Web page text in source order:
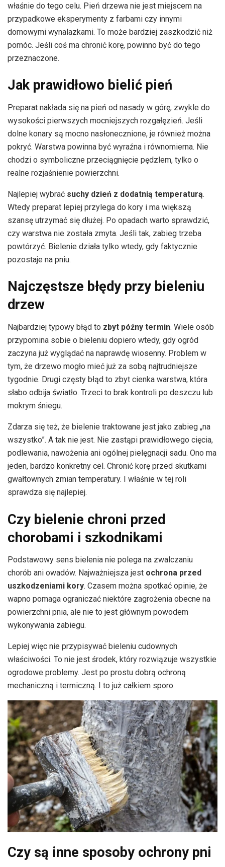
właśnie do tego celu. Pień drzewa nie jest miejscem na
przypadkowe eksperymenty z farbami czy innymi
domowymi wynalazkami. To może bardziej zaszkodzić niż
pomóc. Jeśli coś ma chronić korę, powinno być do tego
przeznaczone.
Jak prawidłowo bielić pień
Preparat nakłada się na pień od nasady w górę, zwykle do
wysokości pierwszych mocniejszych rozgałęzień. Jeśli
dolne konary są mocno nasłonecznione, je również można
pokryć. Warstwa powinna być wyraźna i równomierna. Nie
chodzi o symboliczne przeciągnięcie pędzlem, tylko o
realne rozjaśnienie powierzchni.
Najlepiej wybrać suchy dzień z dodatnią temperaturą.
Wtedy preparat lepiej przylega do kory i ma większą
szansę utrzymać się dłużej. Po opadach warto sprawdzić,
czy warstwa nie została zmyta. Jeśli tak, zabieg trzeba
powtórzyć. Bielenie działa tylko wtedy, gdy faktycznie
pozostaje na pniu.
Najczęstsze błędy przy bieleniu
drzew
Najbardziej typowy błąd to zbyt późny termin. Wiele osób
przypomina sobie o bieleniu dopiero wtedy, gdy ogród
zaczyna już wyglądać na naprawdę wiosenny. Problem w
tym, że drzewo mogło mieć już za sobą najtrudniejsze
tygodnie. Drugi częsty błąd to zbyt cienka warstwa, która
słabo odbija światło. Trzeci to brak kontroli po deszczu lub
mokrym śniegu.
Zdarza się też, że bielenie traktowane jest jako zabieg „na
wszystko”. A tak nie jest. Nie zastąpi prawidłowego cięcia,
podlewania, nawożenia ani ogólnej pielęgnacji sadu. Ono ma
jeden, bardzo konkretny cel. Chronić korę przed skutkami
gwałtownych zmian temperatury. I właśnie w tej roli
sprawdza się najlepiej.
Czy bielenie chroni przed
chorobami i szkodnikami
Podstawowy sens bielenia nie polega na zwalczaniu
chorób ani owadów. Najważniejsza jest ochrona przed
uszkodzeniami kory. Czasem można spotkać opinie, że
wapno pomaga ograniczać niektóre zagrożenia obecne na
powierzchni pnia, ale nie to jest głównym powodem
wykonywania zabiegu.
Lepiej więc nie przypisywać bieleniu cudownych
właściwości. To nie jest środek, który rozwiązuje wszystkie
ogrodowe problemy. Jest po prostu dobrą ochroną
mechaniczną i termiczną. I to już całkiem sporo.
Czy są inne sposoby ochrony pni